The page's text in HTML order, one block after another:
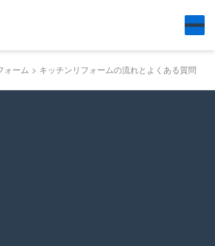
ォーム キッチンリフォームの流れとよくある質問